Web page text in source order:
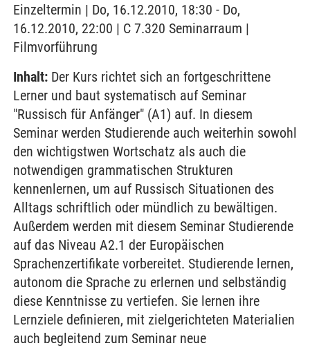
Einzeltermin | Do, 16.12.2010, 18:30 - Do,
16.12.2010, 22:00 | C 7.320 Seminarraum |
Filmvorführung
Inhalt: Der Kurs richtet sich an fortgeschrittene
Lerner und baut systematisch auf Seminar
"Russisch für Anfänger" (A1) auf. In diesem
Seminar werden Studierende auch weiterhin sowohl
den wichtigstwen Wortschatz als auch die
notwendigen grammatischen Strukturen
kennenlernen, um auf Russisch Situationen des
Alltags schriftlich oder mündlich zu bewältigen.
Außerdem werden mit diesem Seminar Studierende
auf das Niveau A2.1 der Europäischen
Sprachenzertifikate vorbereitet. Studierende lernen,
autonom die Sprache zu erlernen und selbständig
diese Kenntnisse zu vertiefen. Sie lernen ihre
Lernziele definieren, mit zielgerichteten Materialien
auch begleitend zum Seminar neue